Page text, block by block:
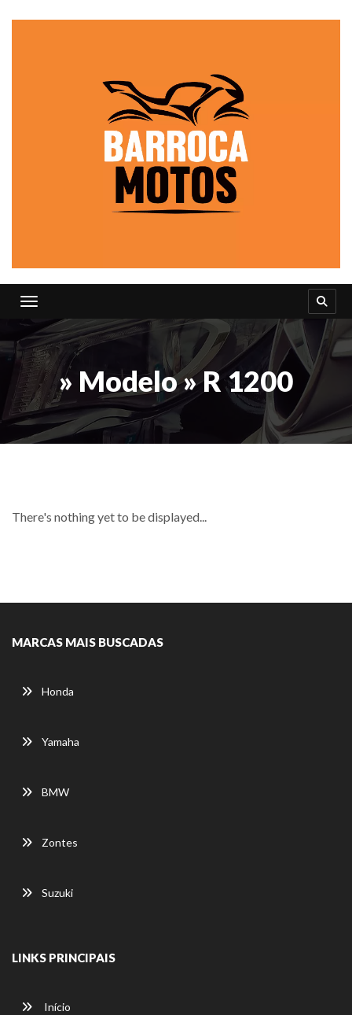
Toggle navigation
» Modelo » R 1200
There's nothing yet to be displayed...
MARCAS MAIS BUSCADAS
Honda
Yamaha
BMW
Zontes
Suzuki
LINKS PRINCIPAIS
Início